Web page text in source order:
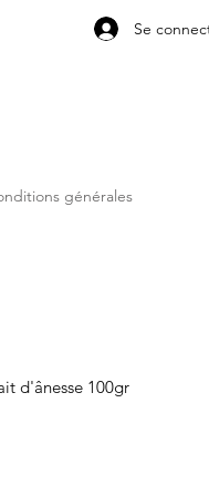
Se
générales
d'ânesse 100gr